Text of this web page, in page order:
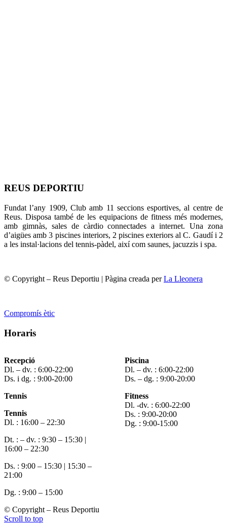
REUS DEPORTIU
Fundat l’any 1909, Club amb 11 seccions esportives, al centre de
Reus. Disposa també de les equipacions de fitness més modernes,
amb gimnàs, sales de càrdio connectades a internet. Una zona
d’aigües amb 3 piscines interiors, 2 piscines exteriors al C. Gaudí i 2
a les instal·lacions del tennis-pàdel, així com saunes, jacuzzis i spa.
© Copyright – Reus Deportiu | Pàgina creada perLa Lleonera
Compromís ètic
Horaris
Recepció
Dl. – dv. : 6:00-22:00
Ds. i dg. : 9:00-20:00
Tennis
Tennis
Dl. : 16:00 – 22:30
Dt. : – dv. : 9:30 – 15:30 |
16:00 – 22:30
Ds. : 9:00 – 15:30 | 15:30 –
21:00
Dg. : 9:00 – 15:00
Piscina
Dl. – dv. : 6:00-22:00
Ds. – dg. : 9:00-20:00
Fitness
Dl. -dv. : 6:00-22:00
Ds. : 9:00-20:00
Dg. : 9:00-15:00
© Copyright – Reus Deportiu
Scroll to top